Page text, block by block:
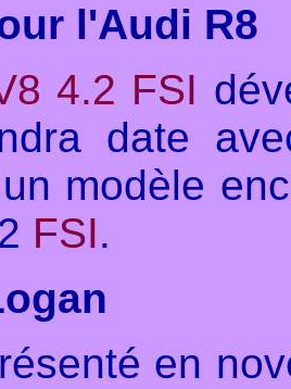
l'Audi R8
4.2 FSI
date
modèle
FSI.
en